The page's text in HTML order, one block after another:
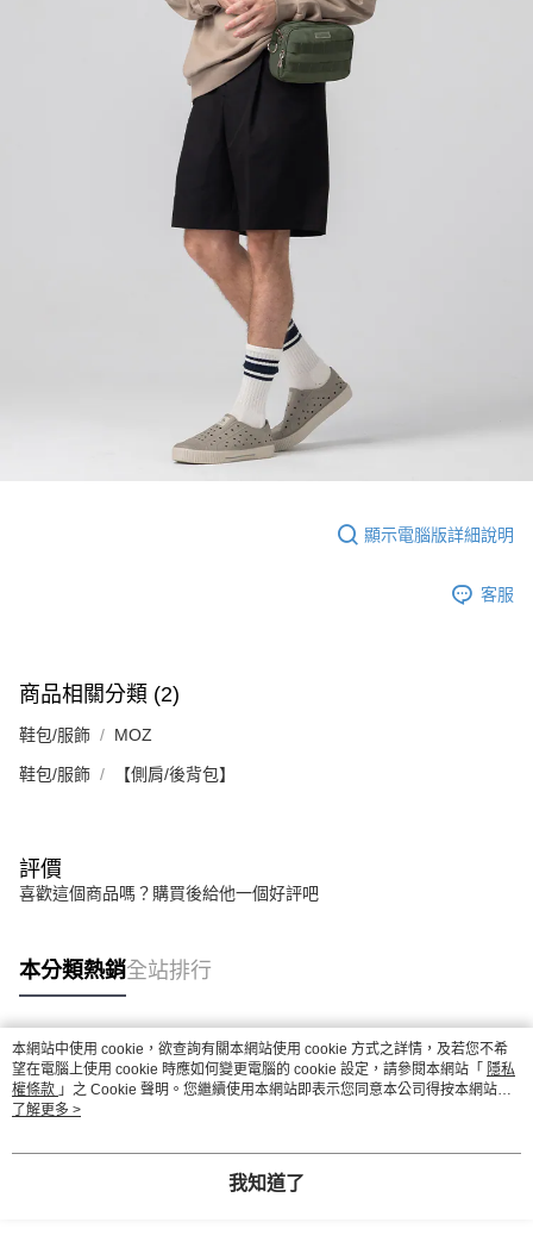
顯示電腦版詳細說明
客服
商品相關分類 (2)
鞋包/服飾 MOZ
鞋包/服飾 【側肩/後背包】
評價
喜歡這個商品嗎？購買後給他一個好評吧
本分類熱銷全站排行
熱門標籤
本網站中使用 cookie，欲查詢有關本網站使用 cookie 方式之詳情，及若您不希
望在電腦上使用 cookie 時應如何變更電腦的 cookie 設定，請參閱本網站「 隱私
權條款 」之 Cookie 聲明。您繼續使用本網站即表示您同意本公司得按本網站使
用條款之 Cookie 聲明使用 cookie。
了解更多 >
我知道了